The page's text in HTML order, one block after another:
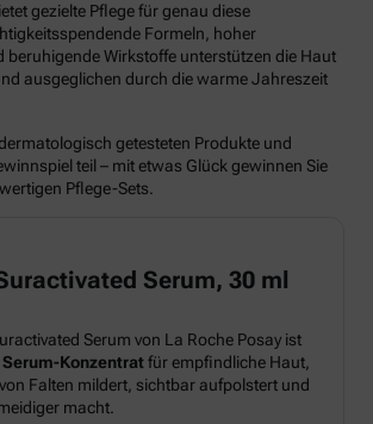
gezielte Pflege für genau diese
Formeln, hoher
beruhigende Wirkstoffe unterstützen die Haut
ausgeglichen durch die warme Jahreszeit
getesteten Produkte und
teil – mit etwas Glück gewinnen Sie
Pflege-Sets.
Serum, 30 ml
Serum von La Roche Posay ist
Konzentratfür empfindliche Haut,
Falten mildert, sichtbar aufpolstert und
macht.